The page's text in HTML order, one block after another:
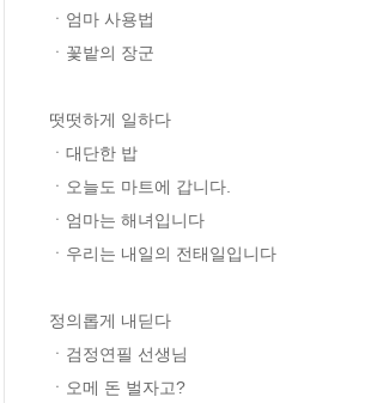
ㆍ엄마 사용법
ㆍ꽃밭의 장군
떳떳하게 일하다
ㆍ대단한 밥
ㆍ오늘도 마트에 갑니다.
ㆍ엄마는 해녀입니다
ㆍ우리는 내일의 전태일입니다
정의롭게 내딛다
ㆍ검정연필 선생님
ㆍ오메 돈 벌자고?